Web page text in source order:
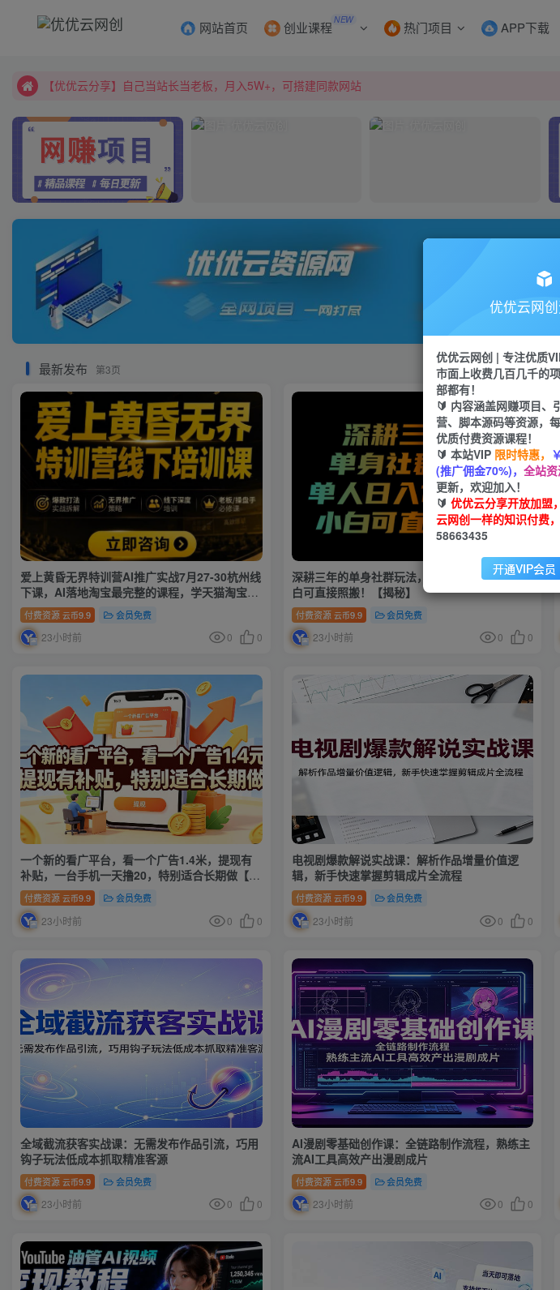
网站首页 创业课程 NEW 热门项目 APP下载
【优优云分享】99开通会员全站资料免费学习~减少信息差~降低试错成本
【优优云分享】99开通会员全站资料免费学习~减少信息差~降低试错成本
【优优云分享】自己当站长当老板，月入5W+，可搭建同款网站
最新发布 第3页
爱上黄昏无界特训营AI推广实战7月27-30杭州线
下课，AI落地淘宝最完整的课程，学天猫淘宝的
老板必看
付费资源 云币9.9 会员免费
23小时前 0 0
深耕三年的单身社群玩法，单人日入1000+，小
白可直接照搬！【揭秘】
付费资源 云币9.9 会员免费
23小时前 0 0
一个新的看广平台，看一个广告1.4米，提现有
补贴，一台手机一天撸20，特别适合长期做【揭
秘】
付费资源 云币9.9 会员免费
23小时前 0 0
电视剧爆款解说实战课：解析作品增量价值逻
辑，新手快速掌握剪辑成片全流程
付费资源 云币9.9 会员免费
23小时前 0 0
全域截流获客实战课：无需发布作品引流，巧用
钩子玩法低成本抓取精准客源
付费资源 云币9.9 会员免费
23小时前 0 0
AI漫剧零基础创作课：全链路制作流程，熟练主
流AI工具高效产出漫剧成片
付费资源 云币9.9 会员免费
23小时前 0 0
优优云网
优优云网创 | 专注优质
市面上收费几百几千的
部都有！
🔰 内容涵盖网赚项目、
营、脚本源码等资源，
优质付费资源课程！
🔰 本站VIP 限时特惠，
(推广佣金70%)， 全站资
更新，欢迎加入！
🔰 优优云分享开放加盟
云网创一样的知识付费，
58663435
开通VIP会员